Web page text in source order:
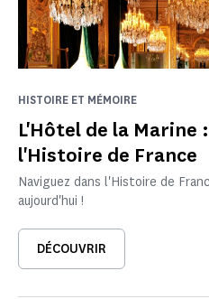
L'Hôtel de la Marine
l'Histoire de France
HISTOIRE ET MÉMOIRE
Naviguez dans l'Histoire de
aujourd'hui !
DÉCOUVRIR